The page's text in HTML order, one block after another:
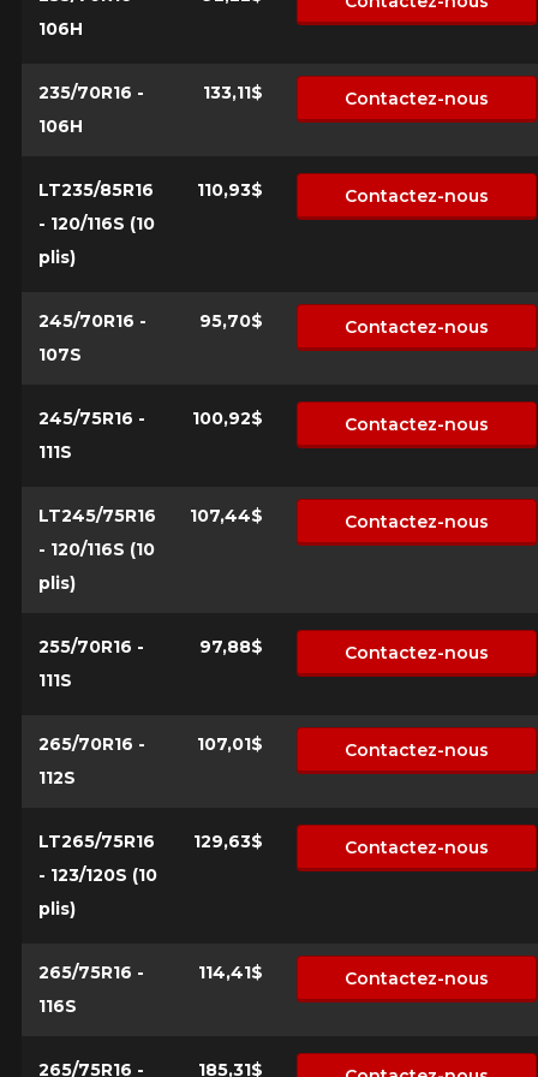
106H
235/70R16 -
106H
133,11$ Contactez-nous
LT235/85R16
- 120/116S (10
plis)
110,93$ Contactez-nous
245/70R16 -
107S
95,70$ Contactez-nous
245/75R16 -
111S
100,92$ Contactez-nous
LT245/75R16
- 120/116S (10
plis)
107,44$ Contactez-nous
255/70R16 -
111S
97,88$ Contactez-nous
265/70R16 -
112S
107,01$ Contactez-nous
LT265/75R16
- 123/120S (10
plis)
129,63$ Contactez-nous
265/75R16 -
116S
114,41$ Contactez-nous
265/75R16 - 185,31$